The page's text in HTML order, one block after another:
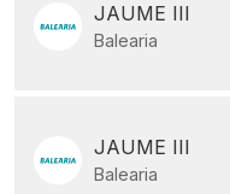
JAUME III
Balearia
JAUME III
Balearia